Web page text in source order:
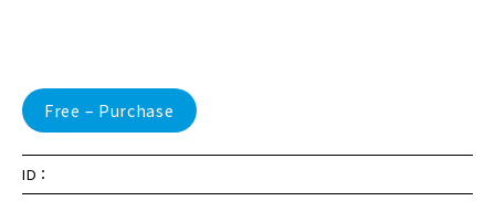
Free – Purchase
ID：